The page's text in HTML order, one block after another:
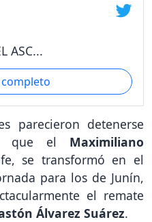
ASC...
parecieron detenerse
que el Maximiliano
se transformó en el
para los de Junín,
el remate
Álvarez Suárez.